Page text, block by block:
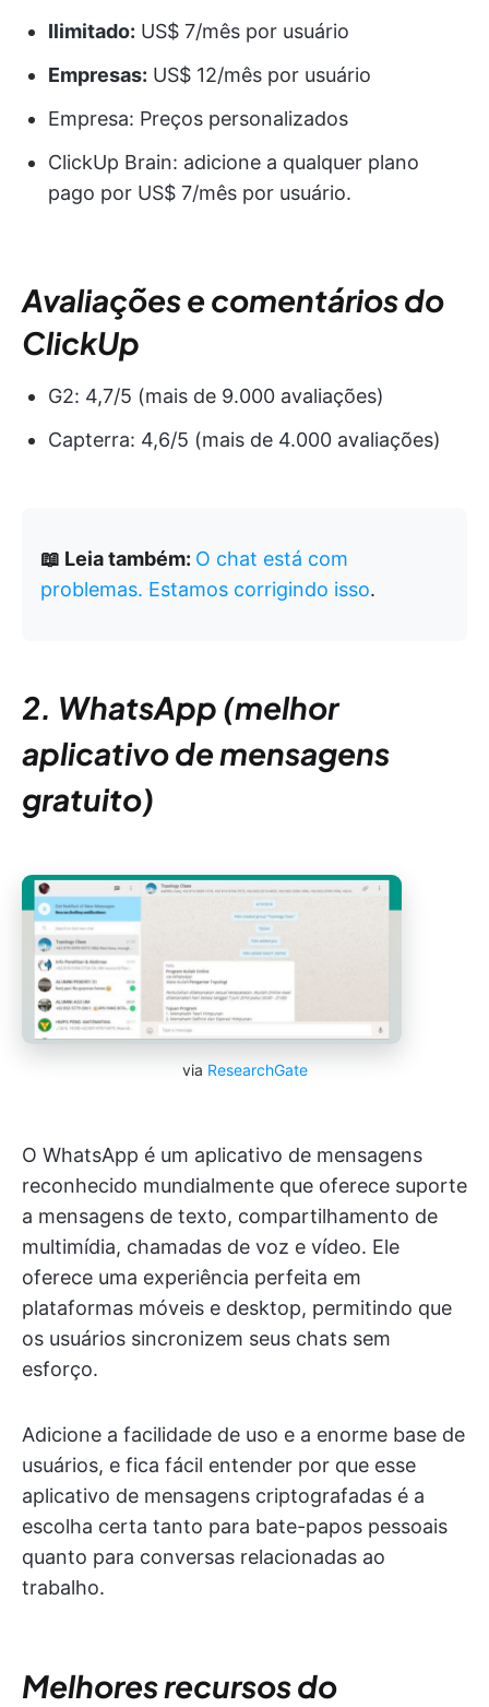
Ilimitado: US$ 7/mês por usuário
Empresas: US$ 12/mês por usuário
Empresa: Preços personalizados
ClickUp Brain: adicione a qualquer plano
pago por US$ 7/mês por usuário.
Avaliações e comentários do
ClickUp
G2: 4,7/5 (mais de 9.000 avaliações)
Capterra: 4,6/5 (mais de 4.000 avaliações)
📖 Leia também: O chat está com
problemas. Estamos corrigindo isso.
2. WhatsApp (melhor
aplicativo de mensagens
gratuito)
via ResearchGate
O WhatsApp é um aplicativo de mensagens
reconhecido mundialmente que oferece suporte
a mensagens de texto, compartilhamento de
multimídia, chamadas de voz e vídeo. Ele
oferece uma experiência perfeita em
plataformas móveis e desktop, permitindo que
os usuários sincronizem seus chats sem
esforço.
Adicione a facilidade de uso e a enorme base de
usuários, e fica fácil entender por que esse
aplicativo de mensagens criptografadas é a
escolha certa tanto para bate-papos pessoais
quanto para conversas relacionadas ao
trabalho.
Melhores recursos do